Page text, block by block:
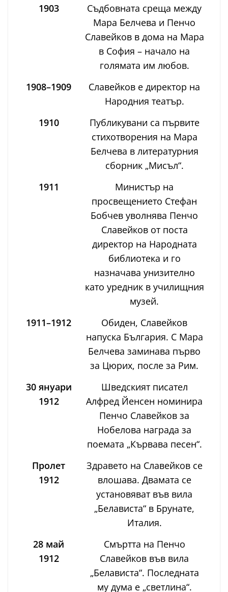
1903
Съдбовната среща между
Мара Белчева и Пенчо
Славейков в дома на Мара
в София – начало на
голямата им любов.
1908–1909
Славейков е директор на
Народния театър.
1910
Публикувани са първите
стихотворения на Мара
Белчева в литературния
сборник „Мисъл“.
1911
Министър на
просвещението Стефан
Бобчев уволнява Пенчо
Славейков от поста
директор на Народната
библиотека и го
назначава унизително
като уредник в училищния
музей.
1911–1912
Обиден, Славейков
напуска България. С Мара
Белчева заминава първо
за Цюрих, после за Рим.
30 януари
1912
Шведският писател
Алфред Йенсен номинира
Пенчо Славейков за
Нобелова награда за
поемата „Кървава песен“.
Пролет
1912
Здравето на Славейков се
влошава. Двамата се
установяват във вила
„Белависта“ в Брунате,
Италия.
28 май
1912
Смъртта на Пенчо
Славейков във вила
„Белависта“. Последната
му дума е „светлина“.